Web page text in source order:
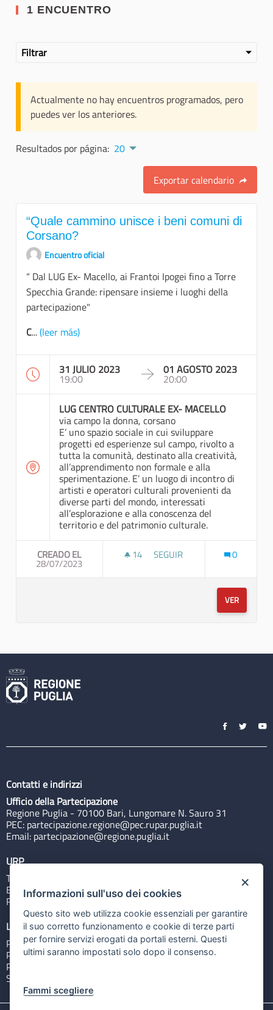
1 ENCUENTRO
Filtrar
Actualmente no hay encuentros programados, pero
puedes ver los anteriores.
Resultados por página: 20
Exportar calendario
“Quale cammino unisce i beni comuni di
Corsano?
Encuentro oficial
“ Dal LUG Ex- Macello, ai Frantoi Ipogei fino a Torre
Specchia Grande: ripensare insieme i luoghi della
partecipazione"
C...(leer más)
31 JULIO 2023
19:00
01 AGOSTO 2023
20:00
LUG CENTRO CULTURALE EX- MACELLO
via campo la donna, corsano
E’ uno spazio sociale in cui sviluppare
progetti ed esperienze sul campo, rivolto a
tutta la comunità, destinato alla creatività,
all’apprendimento non formale e alla
sperimentazione. E’ un luogo di incontro di
artisti e operatori culturali provenienti da
diverse parti del mondo, interessati
all’esplorazione e alla conoscenza del
territorio e del patrimonio culturale.
CREADO EL
28/07/2023
14 14 SEGUIDORAS
SEGUIR 0
VER
Contatti e indirizzi
Ufficio della Partecipazione
Regione Puglia - 70100 Bari, Lungomare N. Sauro 31
PEC: partecipazione.regione@pec.rupar.puglia.it
Email: partecipazione@regione.puglia.it
URP
Tel: 800713939
Email:quiregione@regione.puglia.it
Rubrica
Link utili
Portale Istituzionale
PO FESR Puglia 2014-2020
PSR Puglia 2014-2020
Sistema Puglia
×
Informazioni sull'uso dei cookies
Questo sito web utilizza cookie essenziali per garantire
il suo corretto funzionamento e cookie di terze parti
per fornire servizi erogati da portali esterni. Questi
ultimi saranno impostati solo dopo il consenso.
Fammi scegliere